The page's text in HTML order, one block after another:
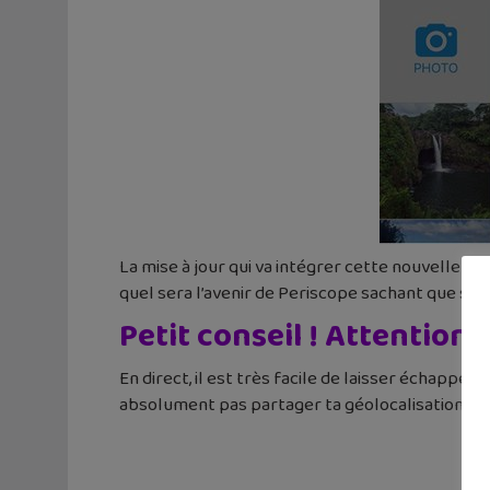
La mise à jour qui va intégrer cette nouvelle
quel sera l’avenir de Periscope sachant que
Petit conseil ! Attention
En direct, il est très facile de laisser échapper
absolument pas partager ta géolocalisation